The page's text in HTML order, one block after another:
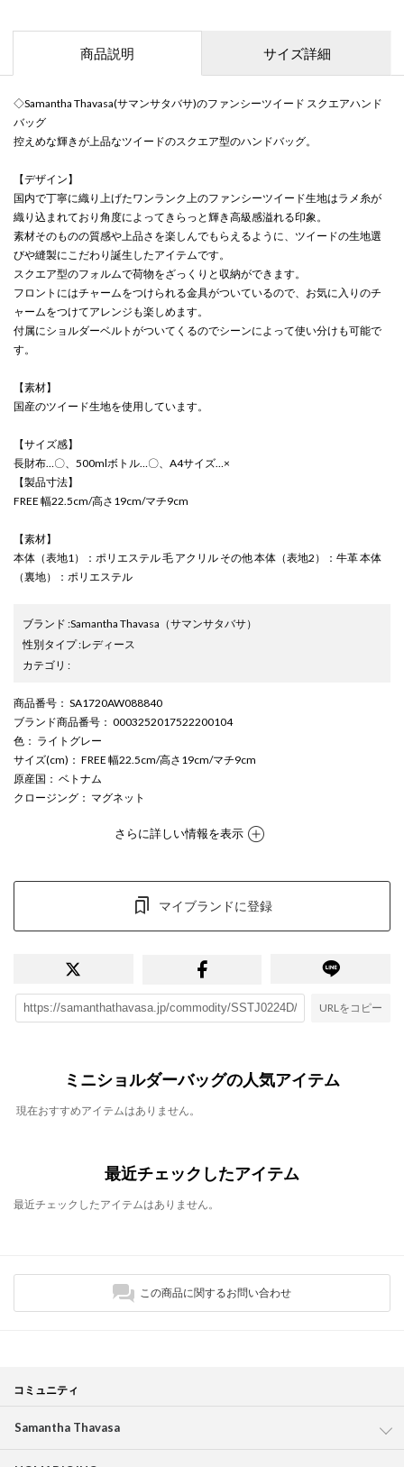
商品説明 サイズ詳細
◇Samantha Thavasa(サマンサタバサ)のファンシーツイード スクエアハンド
バッグ
控えめな輝きが上品なツイードのスクエア型のハンドバッグ。
【デザイン】
国内で丁寧に織り上げたワンランク上のファンシーツイード生地はラメ糸が
織り込まれており角度によってきらっと輝き高級感溢れる印象。
素材そのものの質感や上品さを楽しんでもらえるように、ツイードの生地選
びや縫製にこだわり誕生したアイテムです。
スクエア型のフォルムで荷物をざっくりと収納ができます。
フロントにはチャームをつけられる金具がついているので、お気に入りのチ
ャームをつけてアレンジも楽しめます。
付属にショルダーベルトがついてくるのでシーンによって使い分けも可能で
す。
【素材】
国産のツイード生地を使用しています。
【サイズ感】
長財布…〇、500mlボトル…〇、A4サイズ…×
【製品寸法】
FREE 幅22.5cm/高さ19cm/マチ9cm
【素材】
本体（表地1）：ポリエステル 毛 アクリル その他 本体（表地2）：牛革 本体
（裏地）：ポリエステル
ブランド :Samantha Thavasa （サマンサタバサ）
性別タイプ:レディース
カテゴリ :
商品番号 ： SA1720AW088840
ブランド商品番号 ： 0003252017522200104
色 ： ライトグレー
サイズ(cm) ： FREE 幅22.5cm/高さ19cm/マチ9cm
原産国 ： ベトナム
クロージング ： マグネット
さらに詳しい情報を表示
マイブランドに登録
URLをコピー
ミニショルダーバッグの人気アイテム
現在おすすめアイテムはありません。
最近チェックしたアイテム
最近チェックしたアイテムはありません。
この商品に関するお問い合わせ
コミュニティ
Samantha Thavasa